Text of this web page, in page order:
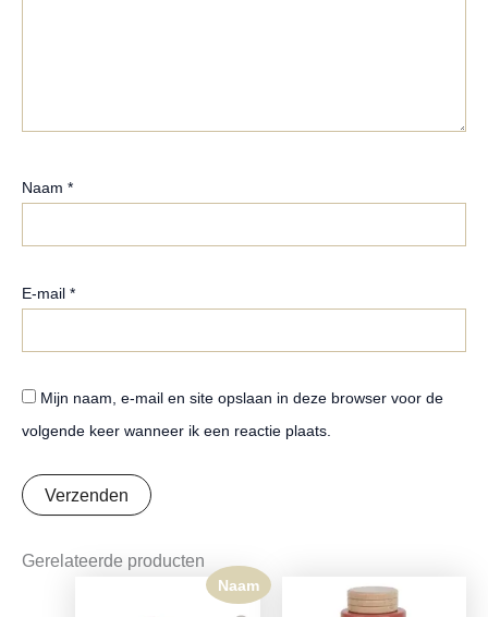
Naam *
E-mail *
Mijn naam, e-mail en site opslaan in deze browser voor de
volgende keer wanneer ik een reactie plaats.
Gerelateerde producten
Naam
Oorspronkelijke
prijs
Huidige
prijs